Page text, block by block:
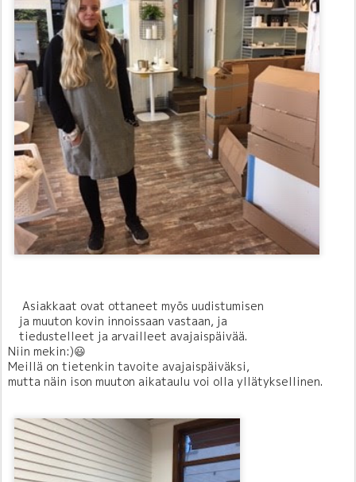
Asiakkaat ovat ottaneet myös uudistumisen
ja muuton kovin innoissaan vastaan, ja
tiedustelleet ja arvailleet avajaispäivää.
Niin mekin:)😃
Meillä on tietenkin tavoite avajaispäiväksi,
mutta näin ison muuton aikataulu voi olla yllätyksellinen.